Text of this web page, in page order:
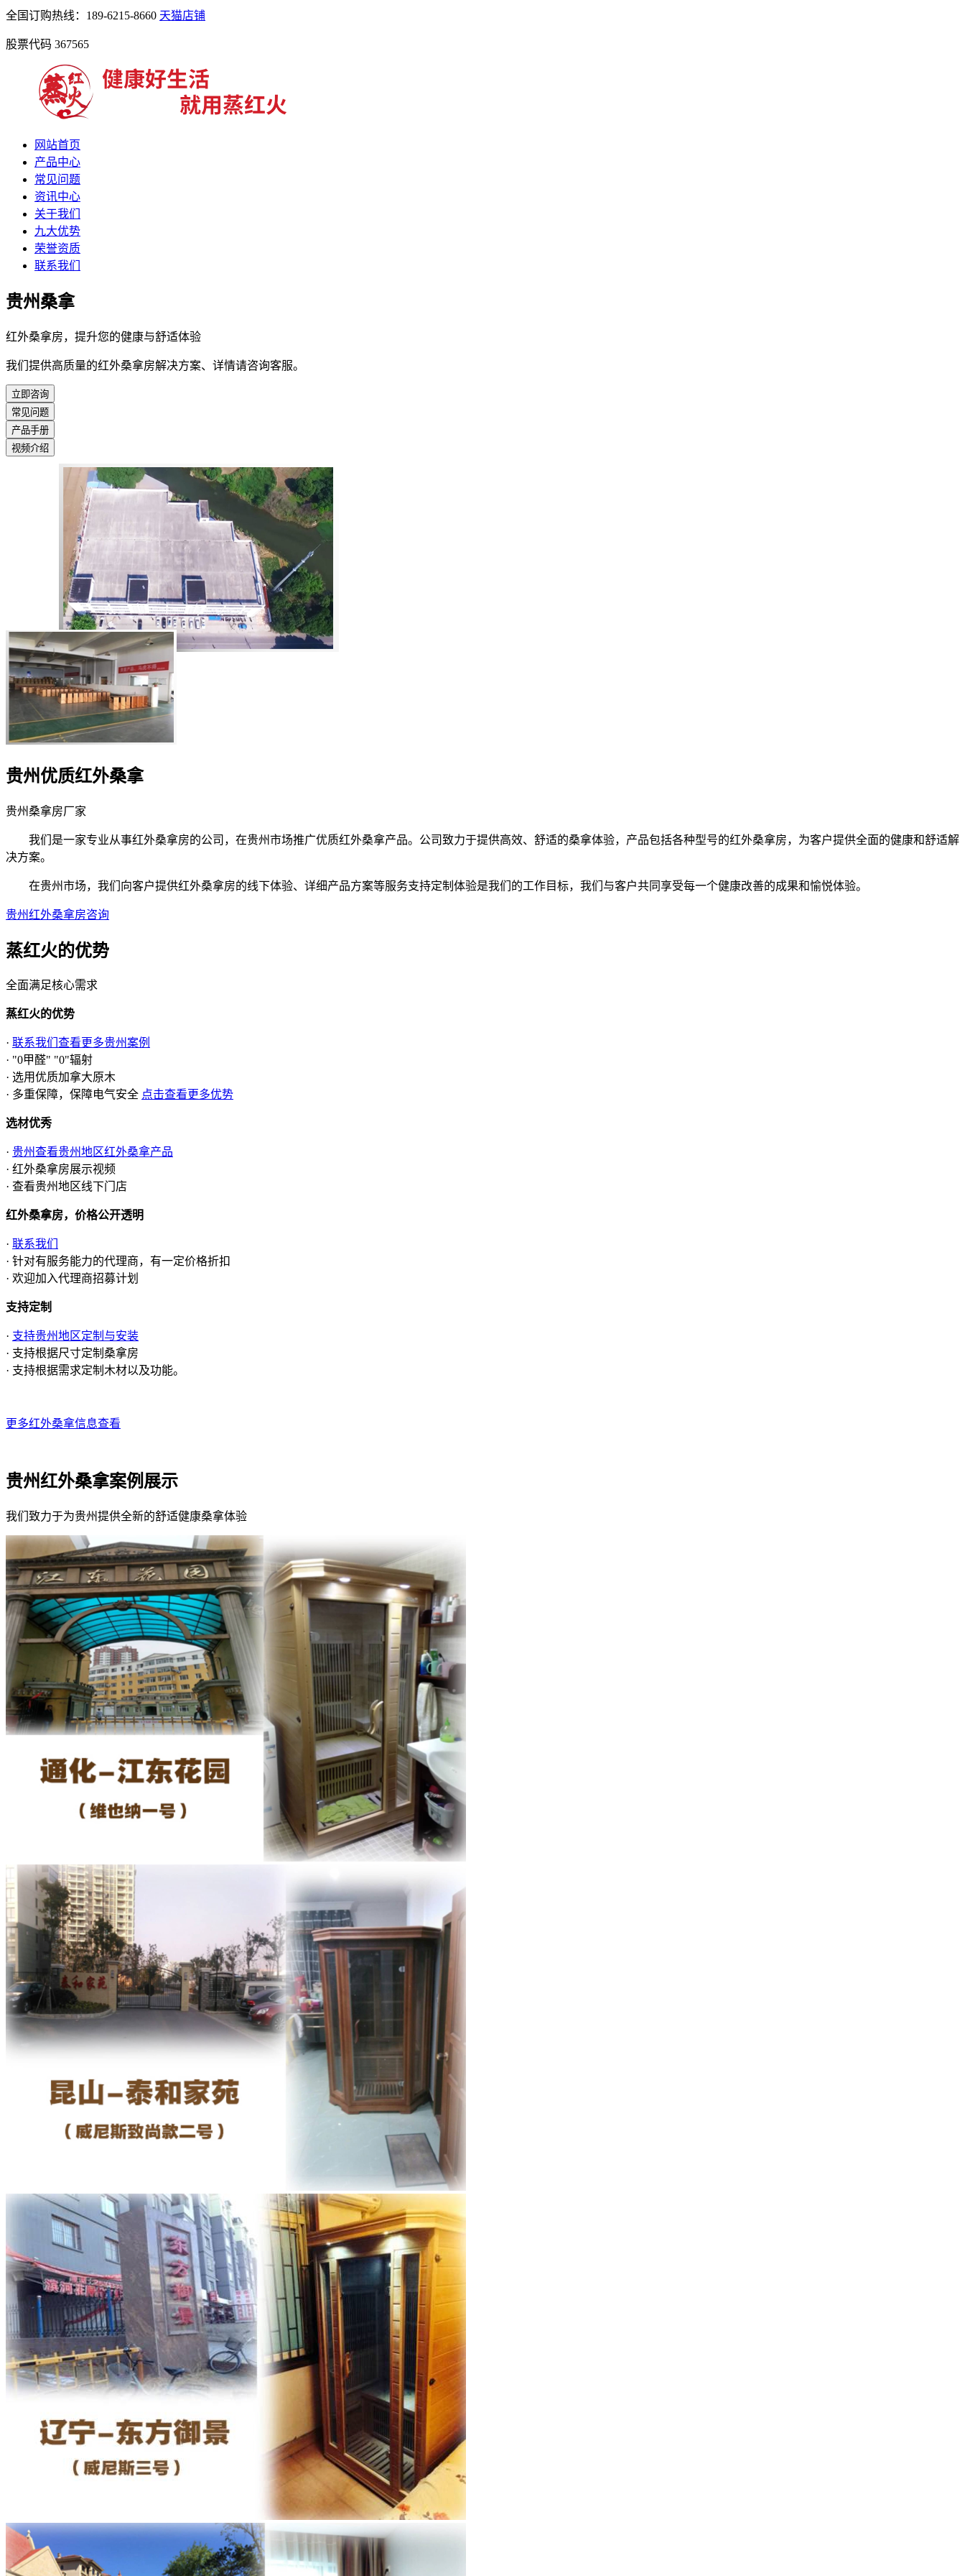
全国订购热线：189-6215-8660 天猫店铺
股票代码 367565
网站首页
产品中心
常见问题
资讯中心
关于我们
九大优势
荣誉资质
联系我们
贵州桑拿
红外桑拿房，提升您的健康与舒适体验
我们提供高质量的红外桑拿房解决方案、详情请咨询客服。
立即咨询
常见问题
产品手册
视频介绍
贵州优质红外桑拿
贵州桑拿房厂家
我们是一家专业从事红外桑拿房的公司，在贵州市场推广优质红外桑拿产品。公司致力于提供高效、舒适的桑拿体验，产品包括各种型号的红外桑拿房，为客户提供全面的健康和舒适解
决方案。
在贵州市场，我们向客户提供红外桑拿房的线下体验、详细产品方案等服务支持定制体验是我们的工作目标，我们与客户共同享受每一个健康改善的成果和愉悦体验。
贵州红外桑拿房咨询
蒸红火的优势
全面满足核心需求
蒸红火的优势
· 联系我们查看更多贵州案例
· "0甲醛" "0"辐射
· 选用优质加拿大原木
· 多重保障，保障电气安全 点击查看更多优势
选材优秀
· 贵州查看贵州地区红外桑拿产品
· 红外桑拿房展示视频
· 查看贵州地区线下门店
红外桑拿房，价格公开透明
· 联系我们
· 针对有服务能力的代理商，有一定价格折扣
· 欢迎加入代理商招募计划
支持定制
· 支持贵州地区定制与安装
· 支持根据尺寸定制桑拿房
· 支持根据需求定制木材以及功能。
更多红外桑拿信息查看
贵州红外桑拿案例展示
我们致力于为贵州提供全新的舒适健康桑拿体验